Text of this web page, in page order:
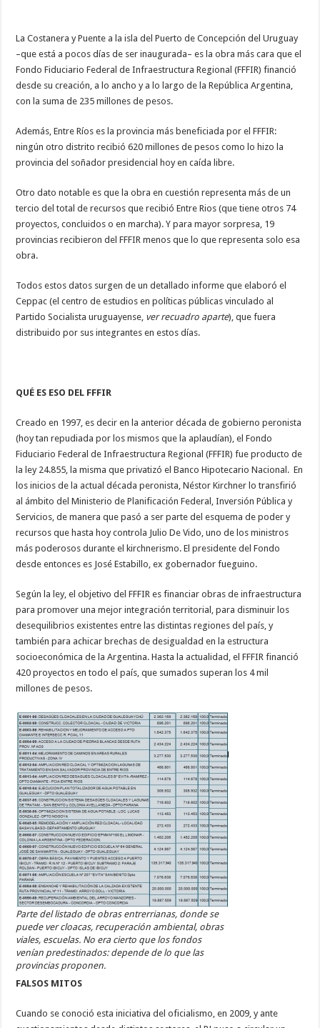
La Costanera y Puente a la isla del Puerto de Concepción del Uruguay
–que está a pocos días de ser inaugurada– es la obra más cara que el
Fondo Fiduciario Federal de Infraestructura Regional (FFFIR) financió
desde su creación, a lo ancho y a lo largo de la República Argentina,
con la suma de 235 millones de pesos.
Además, Entre Ríos es la provincia más beneficiada por el FFFIR:
ningún otro distrito recibió 620 millones de pesos como lo hizo la
provincia del soñador presidencial hoy en caída libre.
Otro dato notable es que la obra en cuestión representa más de un
tercio del total de recursos que recibió Entre Rios (que tiene otros 74
proyectos, concluidos o en marcha). Y para mayor sorpresa, 19
provincias recibieron del FFFIR menos que lo que representa solo esa
obra.
Todos estos datos surgen de un detallado informe que elaboró el
Ceppac (el centro de estudios en políticas públicas vinculado al
Partido Socialista uruguayense, ver recuadro aparte), que fuera
distribuido por sus integrantes en estos días.
QUÉ ES ESO DEL FFFIR
Creado en 1997, es decir en la anterior década de gobierno peronista
(hoy tan repudiada por los mismos que la aplaudían), el Fondo
Fiduciario Federal de Infraestructura Regional (FFFIR) fue producto de
la ley 24.855, la misma que privatizó el Banco Hipotecario Nacional. En
los inicios de la actual década peronista, Néstor Kirchner lo transfirió
al ámbito del Ministerio de Planificación Federal, Inversión Pública y
Servicios, de manera que pasó a ser parte del esquema de poder y
recursos que hasta hoy controla Julio De Vido, uno de los ministros
más poderosos durante el kirchnerismo. El presidente del Fondo
desde entonces es José Estabillo, ex gobernador fueguino.
Según la ley, el objetivo del FFFIR es financiar obras de infraestructura
para promover una mejor integración territorial, para disminuir los
desequilibrios existentes entre las distintas regiones del país, y
también para achicar brechas de desigualdad en la estructura
socioeconómica de la Argentina. Hasta la actualidad, el FFFIR financió
420 proyectos en todo el país, que sumados superan los 4 mil
millones de pesos.
Parte del listado de obras entrerrianas, donde se
puede ver cloacas, recuperación ambiental, obras
viales, escuelas. No era cierto que los fondos
venían predestinados: depende de lo que las
provincias proponen.
FALSOS MITOS
Cuando se conoció esta iniciativa del oficialismo, en 2009, y ante